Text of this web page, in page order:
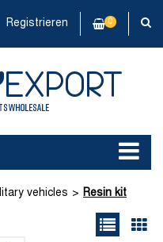
Registrieren 0
vehicles Resin kit